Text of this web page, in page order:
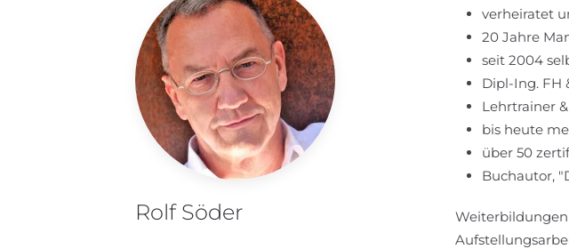
Rolf Söder
verheiratet
20 Jahre
seit 2004
Dipl-Ing. FH
Lehrtrainer
bis heute
über 50
Buchautor,
Weiterbildungen